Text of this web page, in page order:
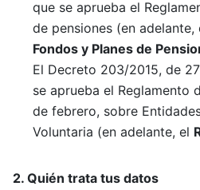
que se aprueba el
de pensiones (en adelante,
Fondos y Planes de
El Decreto 203/2015, de
se aprueba el Reglamento
de febrero, sobre
Voluntaria (en adelante, el
2. Quién trata tus datos